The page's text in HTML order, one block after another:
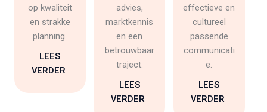
op kwaliteit
en strakke
planning.
LEES
VERDER
advies,
marktkennis
en een
betrouwbaar
traject.
LEES
VERDER
effectieve en
cultureel
passende
communicati
e.
LEES
VERDER